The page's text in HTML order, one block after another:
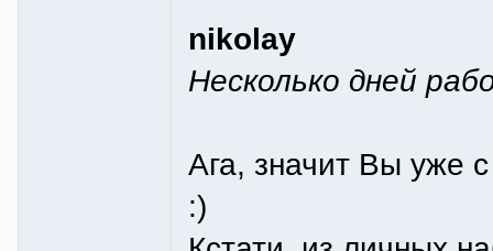
nikolay
Несколько дней
Ага, значит Вы уже
:)